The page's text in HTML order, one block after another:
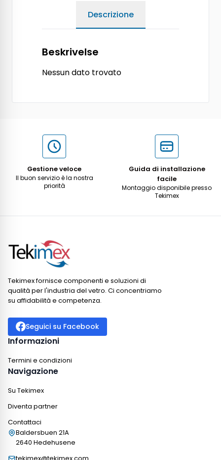
Descrizione
Beskrivelse
Nessun dato trovato
Gestione veloce
Il buon servizio è la nostra
priorità
Guida di installazione
facile
Montaggio disponibile presso
Tekimex
Tekimex fornisce componenti e soluzioni di
qualità per l'industria del vetro. Ci concentriamo
su affidabilità e competenza.
Seguici su Facebook
Informazioni
Termini e condizioni
Navigazione
Su Tekimex
Diventa partner
Contattaci
Baldersbuen 21A
2640 Hedehusene